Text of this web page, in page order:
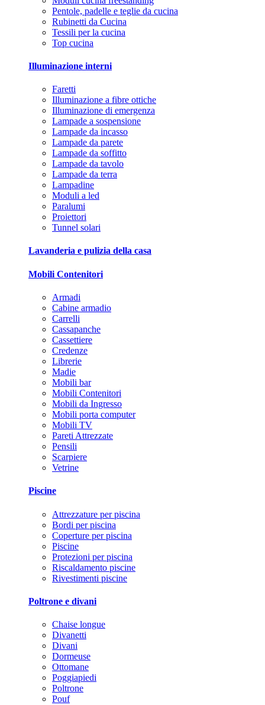
Pentole, padelle e teglie da cucina
Rubinetti da Cucina
Tessili per la cucina
Top cucina
Illuminazione interni
Faretti
Illuminazione a fibre ottiche
Illuminazione di emergenza
Lampade a sospensione
Lampade da incasso
Lampade da parete
Lampade da soffitto
Lampade da tavolo
Lampade da terra
Lampadine
Moduli a led
Paralumi
Proiettori
Tunnel solari
Lavanderia e pulizia della casa
Mobili Contenitori
Armadi
Cabine armadio
Carrelli
Cassapanche
Cassettiere
Credenze
Librerie
Madie
Mobili bar
Mobili Contenitori
Mobili da Ingresso
Mobili porta computer
Mobili TV
Pareti Attrezzate
Pensili
Scarpiere
Vetrine
Piscine
Attrezzature per piscina
Bordi per piscina
Coperture per piscina
Piscine
Protezioni per piscina
Riscaldamento piscine
Rivestimenti piscine
Poltrone e divani
Chaise longue
Divanetti
Divani
Dormeuse
Ottomane
Poggiapiedi
Poltrone
Pouf